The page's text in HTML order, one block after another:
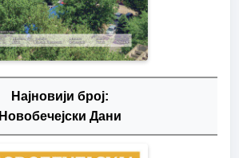
Најновији број:
Новобечејски Дани